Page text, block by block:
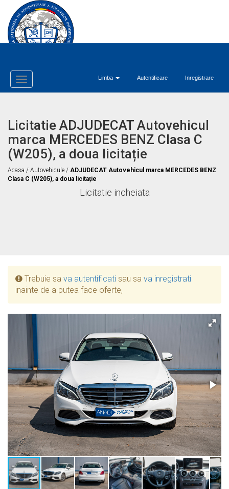
Limba Autentificare Inregistrare
Toggle
Navigation
Licitatie ADJUDECAT Autovehicul
marca MERCEDES BENZ Clasa C
(W205), a doua licitație
Acasa / Autovehicule / ADJUDECAT Autovehicul marca MERCEDES BENZ
Clasa C (W205), a doua licitație
Licitatie incheiata
Trebuie sa va autentificati sau sa va inregistrati
inainte de a putea face oferte,